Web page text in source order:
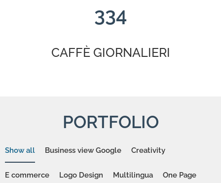
334
CAFFÈ GIORNALIERI
PORTFOLIO
Show all Business view Google Creativity
E commerce Logo Design Multilingua One Page